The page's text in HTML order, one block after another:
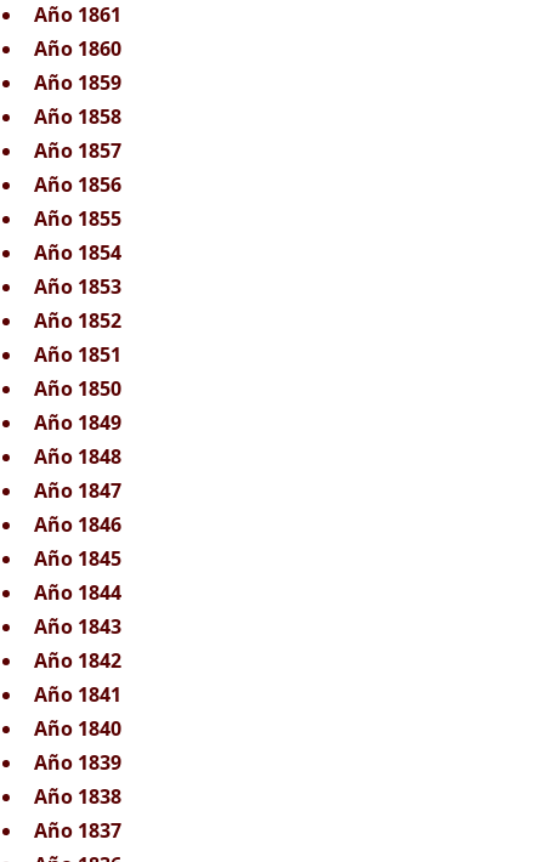
Año 1861
Año 1860
Año 1859
Año 1858
Año 1857
Año 1856
Año 1855
Año 1854
Año 1853
Año 1852
Año 1851
Año 1850
Año 1849
Año 1848
Año 1847
Año 1846
Año 1845
Año 1844
Año 1843
Año 1842
Año 1841
Año 1840
Año 1839
Año 1838
Año 1837